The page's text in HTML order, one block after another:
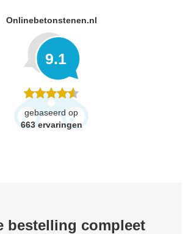
Onlinebetonstenen.nl
9.1
gebaseerd op
663 ervaringen
bestelling compleet